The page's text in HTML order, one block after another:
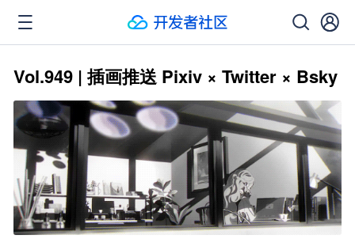
Vol.949 | 插画推送 Pixiv × Twitter × Bsky